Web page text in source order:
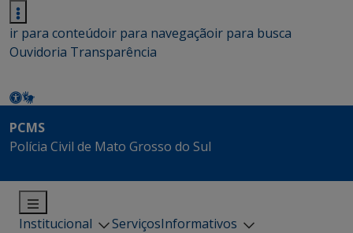
ir para conteúdoir para navegaçãoir para busca
Ouvidoria Transparência
PCMS
Polícia Civil de Mato Grosso do Sul
Institucional ServiçosInformativos